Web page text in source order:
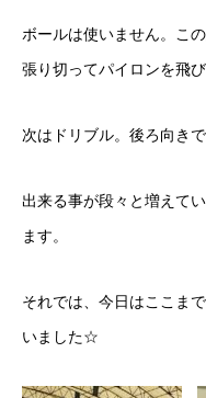
ボールは使いません。こ
張り切ってパイロンを飛
次はドリブル。後ろ向き
出来る事が段々と増えて
ます。
それでは、今日はここま
いました☆